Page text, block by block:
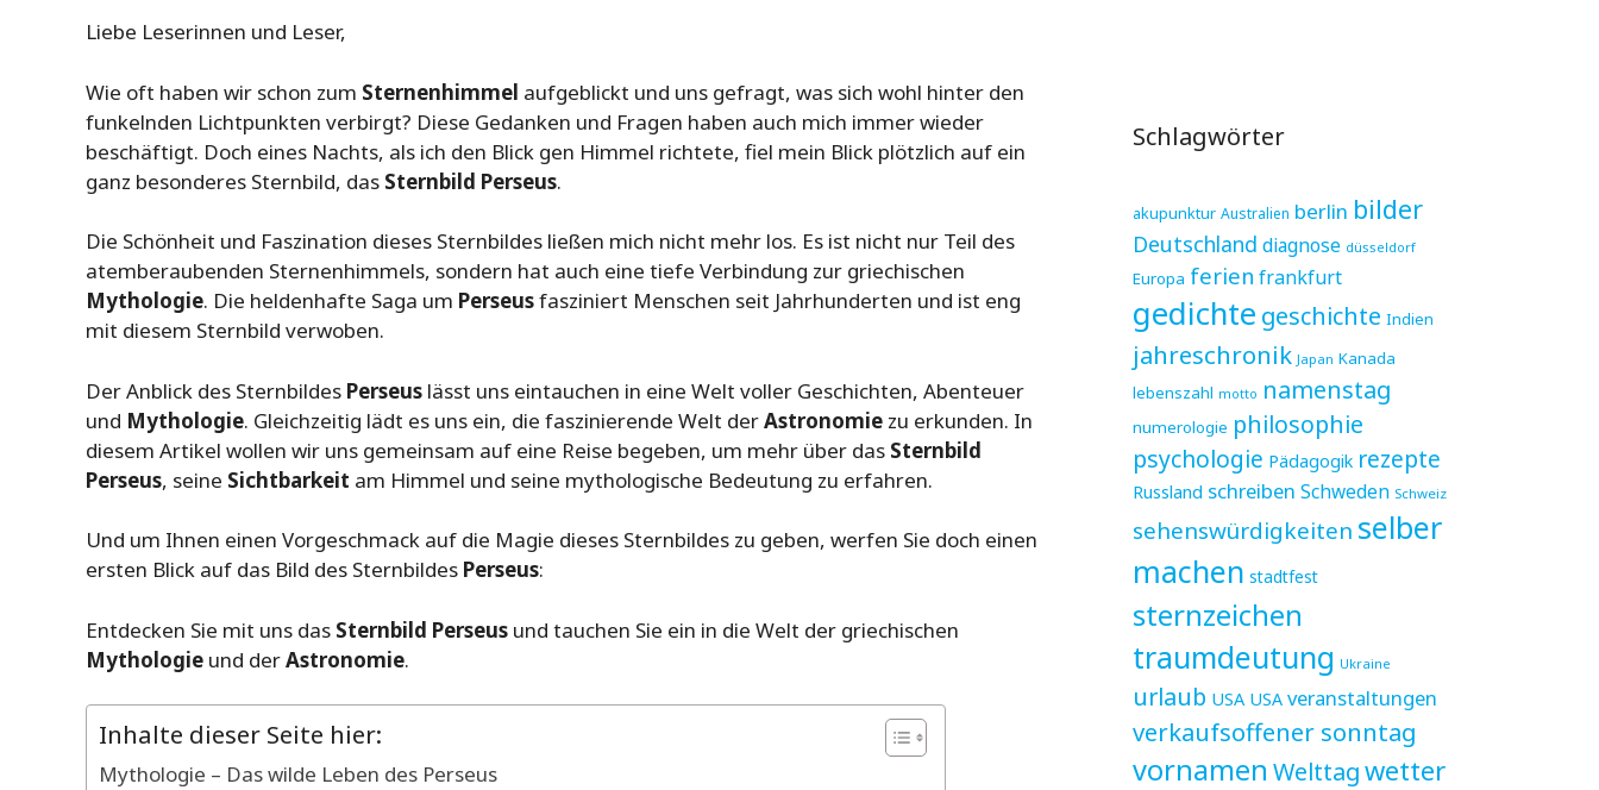
Liebe Leserinnen und Leser,
Wie oft haben wir schon zum Sternenhimmel aufgeblickt und uns gefragt, was sich wohl hinter den
funkelnden Lichtpunkten verbirgt? Diese Gedanken und Fragen haben auch mich immer wieder
beschäftigt. Doch eines Nachts, als ich den Blick gen Himmel richtete, fiel mein Blick plötzlich auf ein
ganz besonderes Sternbild, das Sternbild Perseus.
Die Schönheit und Faszination dieses Sternbildes ließen mich nicht mehr los. Es ist nicht nur Teil des
atemberaubenden Sternenhimmels, sondern hat auch eine tiefe Verbindung zur griechischen
Mythologie. Die heldenhafte Saga um Perseusfasziniert Menschen seit Jahrhunderten und ist eng
mit diesem Sternbild verwoben.
Der Anblick des Sternbildes Perseus lässt uns eintauchen in eine Welt voller Geschichten, Abenteuer
und Mythologie. Gleichzeitig lädt es uns ein, die faszinierende Welt derAstronomie zu erkunden. In
diesem Artikel wollen wir uns gemeinsam auf eine Reise begeben, um mehr über das Sternbild
Perseus, seine Sichtbarkeit am Himmel und seine mythologische Bedeutung zu erfahren.
Und um Ihnen einen Vorgeschmack auf die Magie dieses Sternbildes zu geben, werfen Sie doch einen
ersten Blick auf das Bild des Sternbildes Perseus:
Entdecken Sie mit uns das Sternbild Perseus und tauchen Sie ein in die Welt der griechischen
Mythologie und derAstronomie.
Inhalte dieser Seite hier:
Mythologie – Das wilde Leben des Perseus
Schlagwörter
akupunktur Australien berlin bilder
Deutschland diagnose düsseldorf
Europa ferien frankfurt
gedichte geschichte Indien
jahreschronik Japan Kanada
lebenszahl motto namenstag
numerologie philosophie
psychologie Pädagogik rezepte
Russland schreiben Schweden Schweiz
sehenswürdigkeiten selber
machen stadtfest
sternzeichen
traumdeutung Ukraine
urlaub USA USA veranstaltungen
verkaufsoffener sonntag
vornamen Welttagwetter